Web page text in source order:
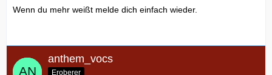
Wenn du mehr weißt melde dich einfach wieder.
anthem_vocs
Eroberer